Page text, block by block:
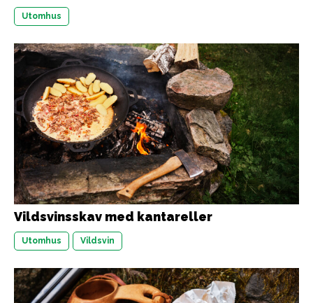
Utomhus
Vildsvinsskav med kantareller
Utomhus Vildsvin